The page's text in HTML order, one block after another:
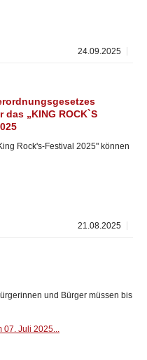
24.09.2025
„KING ROCK`S
Rock's-Festival 2025" können
21.08.2025
und Bürger müssen bis
07. Juli 2025...